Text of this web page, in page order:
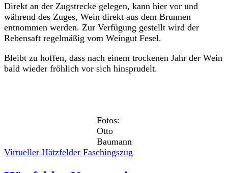
Direkt an der Zugstrecke gelegen, kann hier vor und
während des Zuges, Wein direkt aus dem Brunnen
entnommen werden. Zur Verfügung gestellt wird der
Rebensaft regelmäßig vom Weingut Fesel.
Bleibt zu hoffen, dass nach einem trockenen Jahr der Wein
bald wieder fröhlich vor sich hinsprudelt.
Fotos:
Otto
Baumann
Virtueller Hätzfelder Faschingszug